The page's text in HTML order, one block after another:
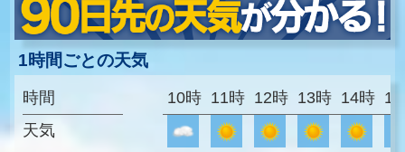
1時間ごとの天気
時間
天気
10時 11時 12時 13時 14時